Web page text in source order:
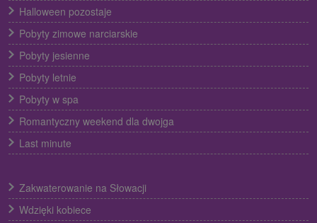
Halloween pozostaje
Pobyty zimowe narciarskie
Pobyty jesienne
Pobyty letnie
Pobyty w spa
Romantyczny weekend dla dwojga
Last minute
Zakwaterowanie na Słowacji
Wdzięki kobiece